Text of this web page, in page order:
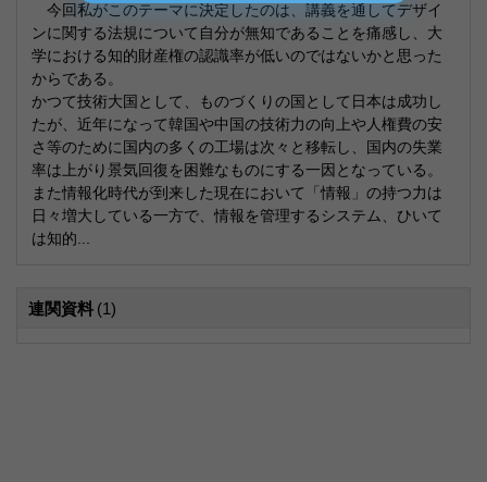
今回私がこのテーマに決定したのは、講義を通してデザイ
ンに関する法規について自分が無知であることを痛感し、大
学における知的財産権の認識率が低いのではないかと思った
からである。
かつて技術大国として、ものづくりの国として日本は成功し
たが、近年になって韓国や中国の技術力の向上や人権費の安
さ等のために国内の多くの工場は次々と移転し、国内の失業
率は上がり景気回復を困難なものにする一因となっている。
また情報化時代が到来した現在において「情報」の持つ力は
日々増大している一方で、情報を管理するシステム、ひいて
は知的...
連関資料 (1)